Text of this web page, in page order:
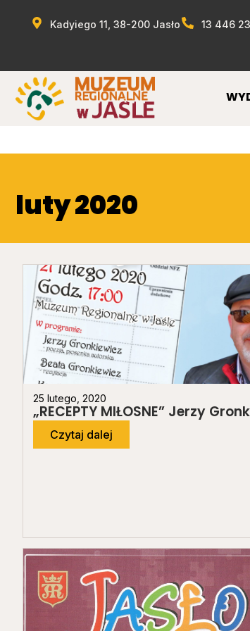
Kadyiego 11, 38-200 Jasło 13 446
luty 2020
25 lutego, 2020
„RECEPTY MIŁOSNE” Jerzy
Czytaj dalej